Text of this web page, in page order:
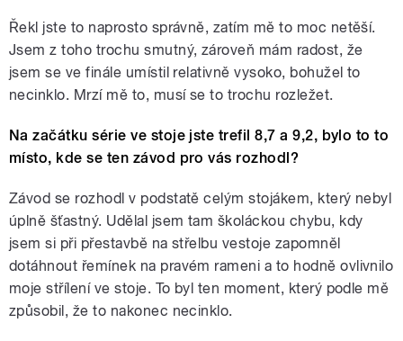
Řekl jste to naprosto správně, zatím mě to moc netěší.
Jsem z toho trochu smutný, zároveň mám radost, že
jsem se ve finále umístil relativně vysoko, bohužel to
necinklo. Mrzí mě to, musí se to trochu rozležet.
Na začátku série ve stoje jste trefil 8,7 a 9,2, bylo to to
místo, kde se ten závod pro vás rozhodl?
Závod se rozhodl v podstatě celým stojákem, který nebyl
úplně šťastný. Udělal jsem tam školáckou chybu, kdy
jsem si při přestavbě na střelbu vestoje zapomněl
dotáhnout řemínek na pravém rameni a to hodně ovlivnilo
moje střílení ve stoje. To byl ten moment, který podle mě
způsobil, že to nakonec necinklo.